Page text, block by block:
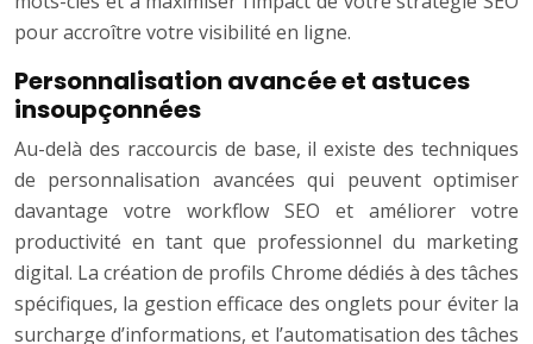
pour accroître votre visibilité en ligne.
Personnalisation avancée et astuces
insoupçonnées
Au-delà des raccourcis de base, il existe des techniques
de personnalisation avancées qui peuvent optimiser
davantage votre workflow SEO et améliorer votre
productivité en tant que professionnel du marketing
digital. La création de profils Chrome dédiés à des tâches
spécifiques, la gestion efficace des onglets pour éviter la
surcharge d’informations, et l’automatisation des tâches